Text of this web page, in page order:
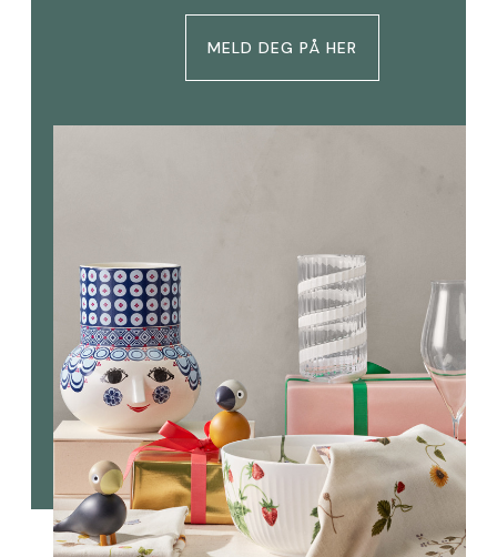
MELD DEG PÅ HER